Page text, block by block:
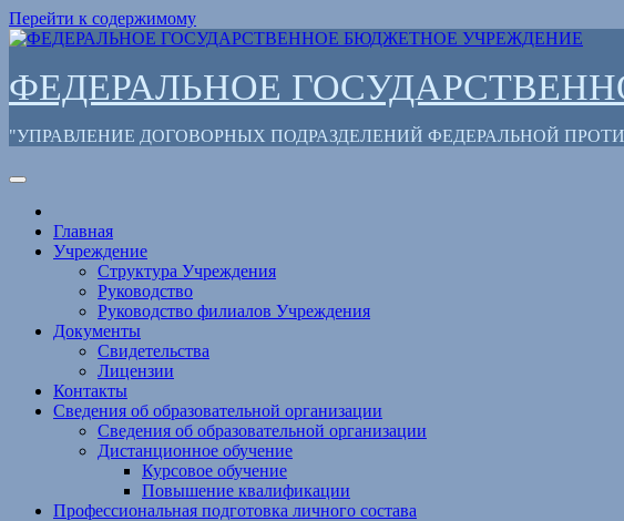
Перейти к содержимому
ФЕДЕРАЛЬНОЕ
"УПРАВЛЕНИЕ ДОГОВОРНЫХ ПОДРАЗДЕЛЕНИЙ ФЕДЕРАЛЬНОЙ
Главная
Учреждение
Структура Учреждения
Руководство
Руководство филиалов Учреждения
Документы
Свидетельства
Лицензии
Контакты
Сведения об образовательной организации
Сведения об образовательной организации
Дистанционное обучение
Курсовое обучение
Повышение квалификации
Профессиональная подготовка личного состава